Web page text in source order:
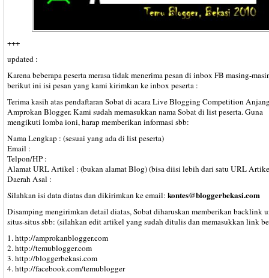
+++
updated :
Karena beberapa peserta merasa tidak menerima pesan di inbox FB masing-
berikut ini isi pesan yang kami kirimkan ke inbox peserta :
Terima kasih atas pendaftaran Sobat di acara Live Blogging Competition
Amprokan Blogger. Kami sudah memasukkan nama Sobat di list peserta. Guna
mengikuti lomba ioni, harap memberikan informasi sbb:
Nama Lengkap : (sesuai yang ada di list peserta)
Email :
Telpon/HP :
Alamat URL Artikel : (bukan alamat Blog) (bisa diisi lebih dari satu URL
Daerah Asal :
Silahkan isi data diatas dan dikirimkan ke email: kontes@bloggerbekasi.com
Disamping mengirimkan detail diatas, Sobat diharuskan memberikan backlink
situs-situs sbb: (silahkan edit artikel yang sudah ditulis dan memasukkan link
1. http://amprokanblogger.com
2. http://temublogger.com
3. http://bloggerbekasi.com
4. http://facebook.com/temublogger